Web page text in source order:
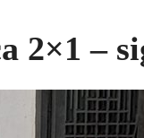
2×1 –